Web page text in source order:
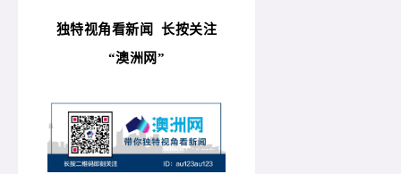
独特视角看新闻长按关注
“澳洲网”